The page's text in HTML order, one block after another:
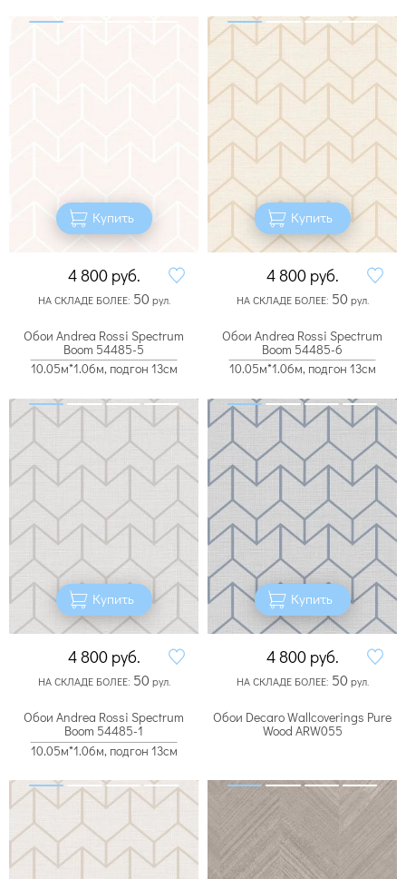
Купить
4 800 руб.
НА СКЛАДЕ БОЛЕЕ: 50рул.
Купить
4 800 руб.
НА СКЛАДЕ БОЛЕЕ: 50рул.
Обои Andrea Rossi Spectrum
Boom 54485-5
10.05м*1.06м, подгон 13см
Купить
4 800 руб.
НА СКЛАДЕ БОЛЕЕ: 50рул.
Обои Andrea Rossi Spectrum
Boom 54485-6
10.05м*1.06м, подгон 13см
Купить
4 800 руб.
НА СКЛАДЕ БОЛЕЕ: 50рул.
Обои Andrea Rossi Spectrum
Boom 54485-1
10.05м*1.06м, подгон 13см
Обои Decaro Wallcoverings Pure
Wood ARW055